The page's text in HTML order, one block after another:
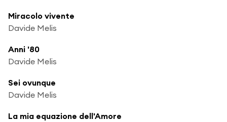
Miracolo vivente
Davide Melis
Anni '80
Davide Melis
Sei ovunque
Davide Melis
La mia equazione dell'Amore